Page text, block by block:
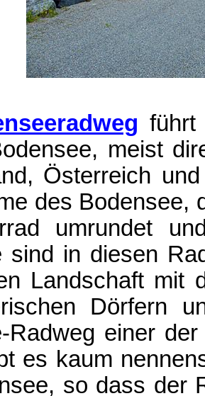
führt
meist
Österreich
des Bodensee,
umrundet
sind in diesen
Landschaft mit
Dörfern
Radweg einer
es kaum
so dass der